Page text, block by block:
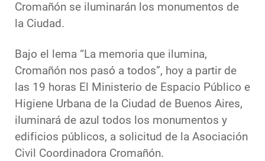
Cromañón se iluminarán los monumentos de
la Ciudad.
Bajo el lema “La memoria que ilumina,
Cromañón nos pasó a todos”, hoy a partir de
las 19 horas El Ministerio de Espacio Público e
Higiene Urbana de la Ciudad de Buenos Aires,
iluminará de azul todos los monumentos y
edificios públicos, a solicitud de la Asociación
Civil Coordinadora Cromañón.